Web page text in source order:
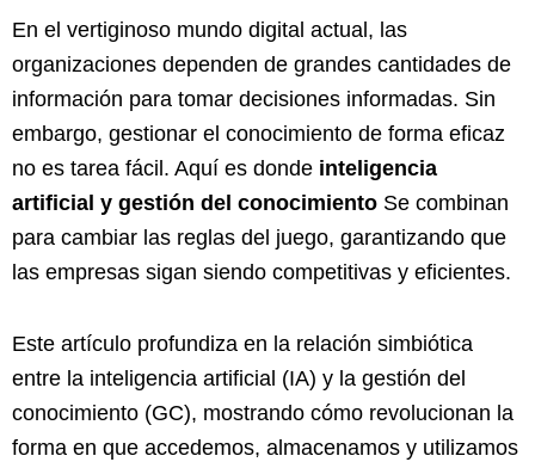
En el vertiginoso mundo digital actual, las
organizaciones dependen de grandes cantidades de
información para tomar decisiones informadas. Sin
embargo, gestionar el conocimiento de forma eficaz
no es tarea fácil. Aquí es donde inteligencia
artificial y gestión del conocimiento Se combinan
para cambiar las reglas del juego, garantizando que
las empresas sigan siendo competitivas y eficientes.
Este artículo profundiza en la relación simbiótica
entre la inteligencia artificial (IA) y la gestión del
conocimiento (GC), mostrando cómo revolucionan la
forma en que accedemos, almacenamos y utilizamos